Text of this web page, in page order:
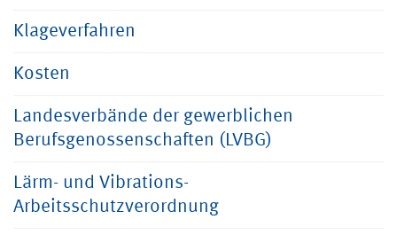
Klageverfahren
Kosten
Landesverbände der gewerblichen
Berufsgenossenschaften (LVBG)
Lärm- und Vibrations-
Arbeitsschutzverordnung